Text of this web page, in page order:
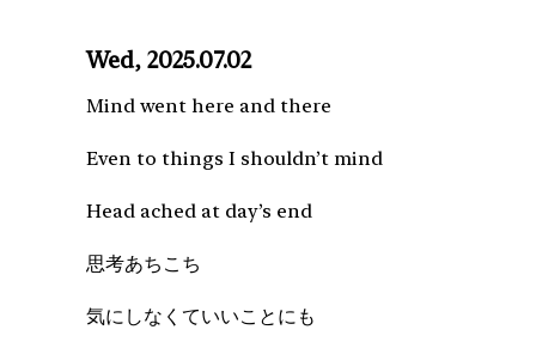
Wed, 2025.07.02
Mind went here and there
Even to things I shouldn’t mind
Head ached at day’s end
思考あちこち
気にしなくていいことにも